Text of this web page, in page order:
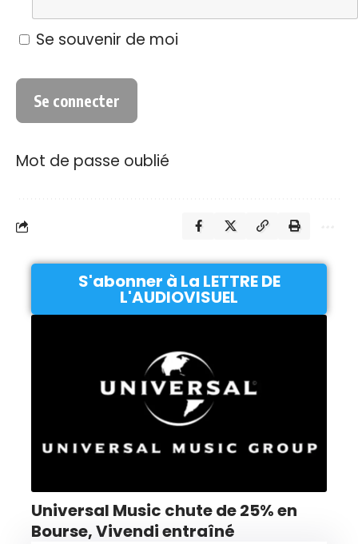
Se souvenir de moi
Mot de passe oublié
S'abonner à La LETTRE DE
L'AUDIOVISUEL
Universal Music chute de 25% en
Bourse, Vivendi entraîné